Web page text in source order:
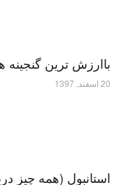
باارزش ترین
20 اسفند, 1397
استانبول (همه چیز